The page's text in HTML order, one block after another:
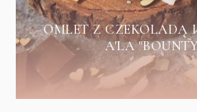
OMLET Z CZEKOLADĄ
A'LA